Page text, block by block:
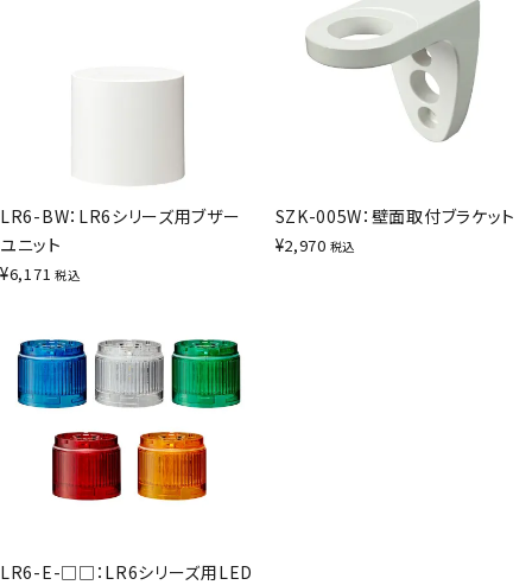
LR6-BW：LR6シリーズ用ブザー
ユニット
¥6,171 税込
SZK-005W：壁面取付ブラケット
¥2,970 税込
LR6-E-□□：LR6シリーズ用LED